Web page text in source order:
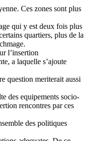
Ces zones sont plus
qui y est deux fois plus
quartiers, plus de la
l’insertion
a laquelle s’ajoute
question meriterait aussi
des equipements socio-
rencontres par ces
des politiques